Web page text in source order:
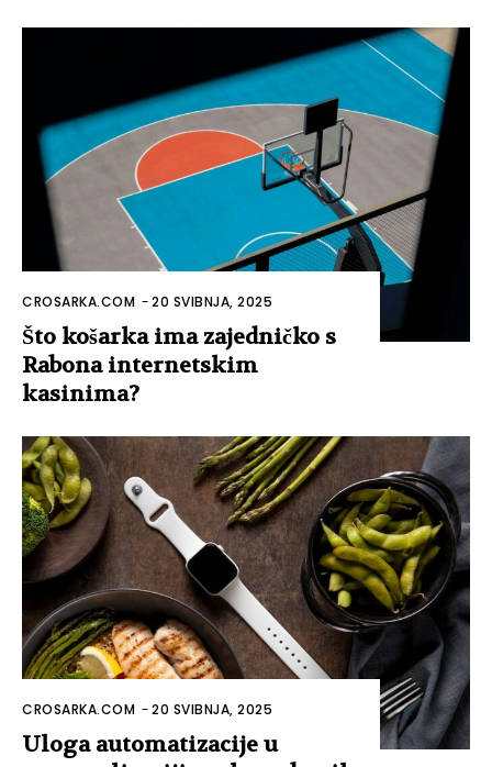
CROSARKA.COM -20 SVIBNJA, 2025
Što košarka ima zajedničko s
Rabona internetskim
kasinima?
CROSARKA.COM -20 SVIBNJA, 2025
Uloga automatizacije u